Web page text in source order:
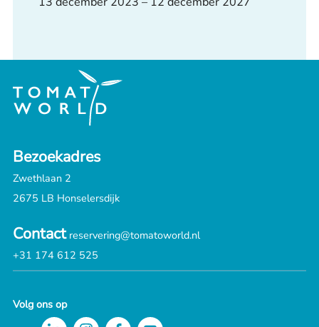
Bezoekadres
Zwethlaan 2
2675 LB Honselersdijk
Contact reservering@tomatoworld.nl
+31 174 612 525
Volg ons op